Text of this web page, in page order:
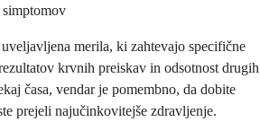
merila, ki zahtevajo specifične
krvnih preiskav in odsotnost drugih
časa, vendar je pomembno, da dobite
prejeli najučinkovitejše zdravljenje.